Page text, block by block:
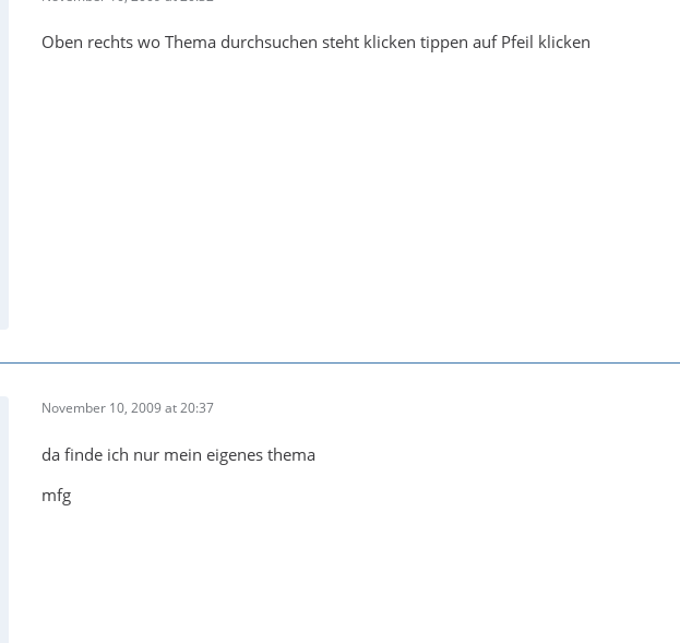
Oben rechts wo Thema durchsuchen steht klicken tippen auf Pfeil klicken
November 10, 2009 at 20:37
da finde ich nur mein eigenes thema
mfg